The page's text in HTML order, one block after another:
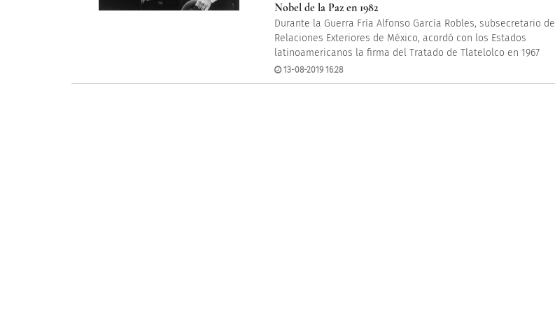
Nobel de la Paz en 1982
Durante la Guerra Fría Alfonso García Robles, subsecretario de
Relaciones Exteriores de México, acordó con los Estados
latinoamericanos la firma del Tratado de Tlatelolco en 1967
13-08-2019 16:28